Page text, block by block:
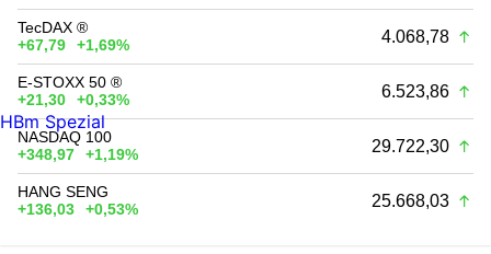
TecDAX ®
+67,79
+1,69% 4.068,78
E-STOXX 50 ®
+21,30
+0,33% 6.523,86
NASDAQ 100
+348,97
+1,19% 29.722,30
HANG SENG
+136,03
+0,53% 25.668,03
HBm Spezial